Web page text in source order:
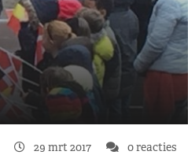
29 mrt 2017 0 reacties